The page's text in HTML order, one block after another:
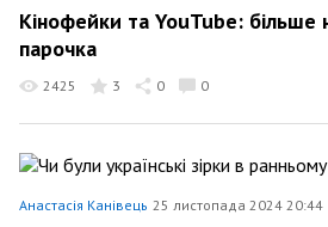
Кінофейки та YouTube: більше
парочка
2425 3 0 0
Анастасія Канівець 25 листопада 2024 20:44